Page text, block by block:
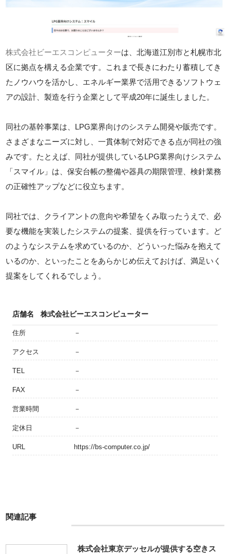
株式会社ビーエスコンピューターは、北海道江別市と札幌市北
区に拠点を構える企業です。これまで長きにわたり蓄積してき
たノウハウを活かし、エネルギー業界で活用できるソフトウェ
アの設計、製造を行う企業として平成20年に誕生しました。
同社の基幹事業は、LPG業界向けのシステム開発や販売です。
さまざまなニーズに対し、一貫体制で対応できる点が同社の強
みです。たとえば、同社が提供しているLPG業界向けシステム
「スマイル」は、保安台帳の整備や器具の期限管理、検針業務
の正確性アップなどに役立ちます。
同社では、クライアントの意向や希望をくみ取ったうえで、必
要な機能を実装したシステムの提案、提供を行っています。ど
のようなシステムを求めているのか、どういった悩みを抱えて
いるのか、といったことをあらかじめ伝えておけば、満足いく
提案をしてくれるでしょう。
店舗名 株式会社ビーエスコンピューター
住所 －
アクセス －
TEL －
FAX －
営業時間 －
定休日 －
URL https://bs-computer.co.jp/
関連記事
株式会社東京デッセルが提供する空きス